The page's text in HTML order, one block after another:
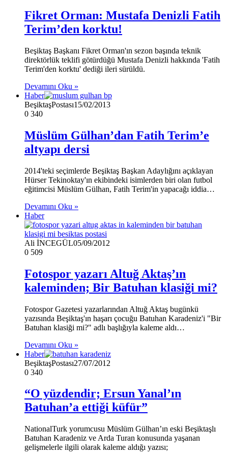
Fikret Orman: Mustafa Denizli Fatih
Terim’den korktu!
Beşiktaş Başkanı Fikret Orman'ın sezon başında teknik
direktörlük teklifi götürdüğü Mustafa Denizli hakkında 'Fatih
Terim'den korktu' dediği ileri sürüldü.
Devamını Oku »
Haber
BeşiktaşPostası15/02/2013
0 340
Müslüm Gülhan’dan Fatih Terim’e
altyapı dersi
2014'teki seçimlerde Beşiktaş Başkan Adaylığını açıklayan
Hürser Tekinoktay'ın ekibindeki isimlerden biri olan futbol
eğitimcisi Müslüm Gülhan, Fatih Terim'in yapacağı iddia…
Devamını Oku »
Haber
Ali İNCEGÜL05/09/2012
0 509
Fotospor yazarı Altuğ Aktaş’ın
kaleminden; Bir Batuhan klasiği mi?
Fotospor Gazetesi yazarlarından Altuğ Aktaş bugünkü
yazısında Beşiktaş'ın haşarı çocuğu Batuhan Karadeniz'i "Bir
Batuhan klasiği mi?" adlı başlığıyla kaleme aldı…
Devamını Oku »
Haber
BeşiktaşPostası27/07/2012
0 340
“O yüzdendir; Ersun Yanal’ın
Batuhan’a ettiği küfür”
NationalTurk yorumcusu Müslüm Gülhan’ın eski Beşiktaşlı
Batuhan Karadeniz ve Arda Turan konusunda yaşanan
gelişmelerle ilgili olarak kaleme aldığı yazısı;